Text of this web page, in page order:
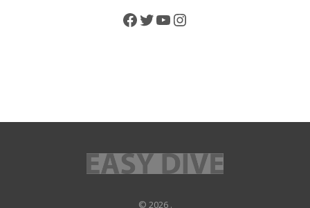
Facebook
Twitter
YouTube
Instagram
© 2026 .